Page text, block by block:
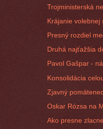
Trojministerská
Krájanie volebnej
Presný rozdiel
Druhá najťažšia
Pavol Gašpar -
Konsolidácia
Zjavný
Oskar Rózsa na
Ako presne